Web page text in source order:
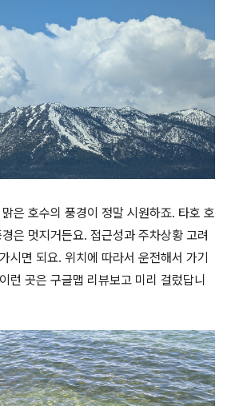
은 호수의 풍경이 정말 시원하죠. 타호 호
은 멋지거든요. 접근성과 주차상황 고려
시면 되요. 위치에 따라서 운전해서 가기
런 곳은 구글맵 리뷰보고 미리 걸렀답니